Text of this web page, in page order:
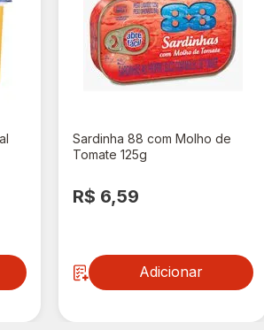
Sardinha 88 com Molho de
Tomate 125g
R$ 6,59
Adicionar